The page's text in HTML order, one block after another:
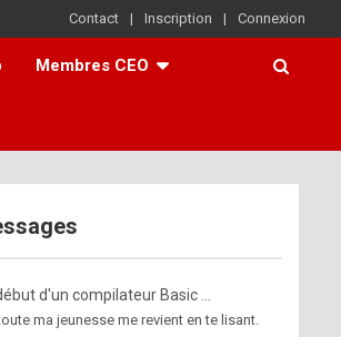
Contact Inscription Connexion
Membres CEO
d'un compilateur Basic ...
ma jeunesse me revient en te lisant.